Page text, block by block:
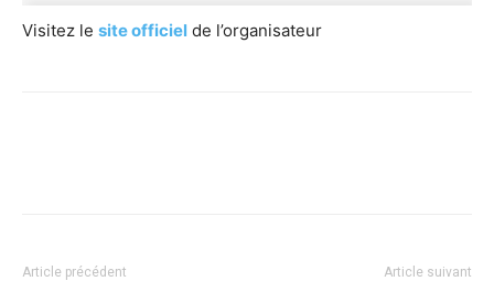
Visitez le site officiel de l’organisateur
Article précédent Article suivant